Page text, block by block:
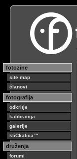
fotozine
site map
članovi
fotografija
odkritje
kalibracija
galerije
kliCkalica™
druženja
forumi